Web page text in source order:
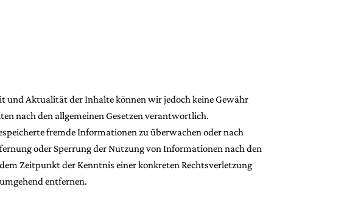
und Aktualität der Inhalte können wir jedoch keine Gewähr
nach den allgemeinen Gesetzen verantwortlich.
fremde Informationen zu überwachen oder nach
oder Sperrung der Nutzung von Informationen nach den
Zeitpunkt der Kenntnis einer konkreten Rechtsverletzung
entfernen.